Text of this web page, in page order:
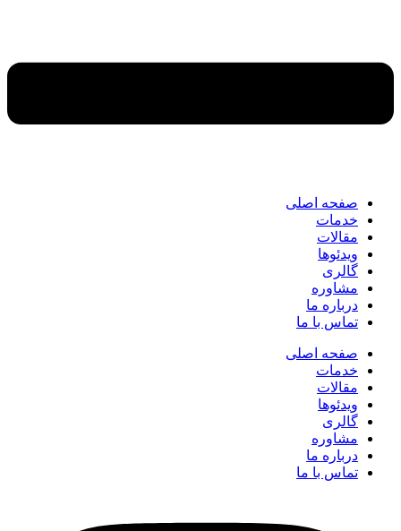
صفحه اصلی
خدمات
مقالات
ویدئوها
گالری
مشاوره
درباره ما
تماس با ما
صفحه اصلی
خدمات
مقالات
ویدئوها
گالری
مشاوره
درباره ما
تماس با ما